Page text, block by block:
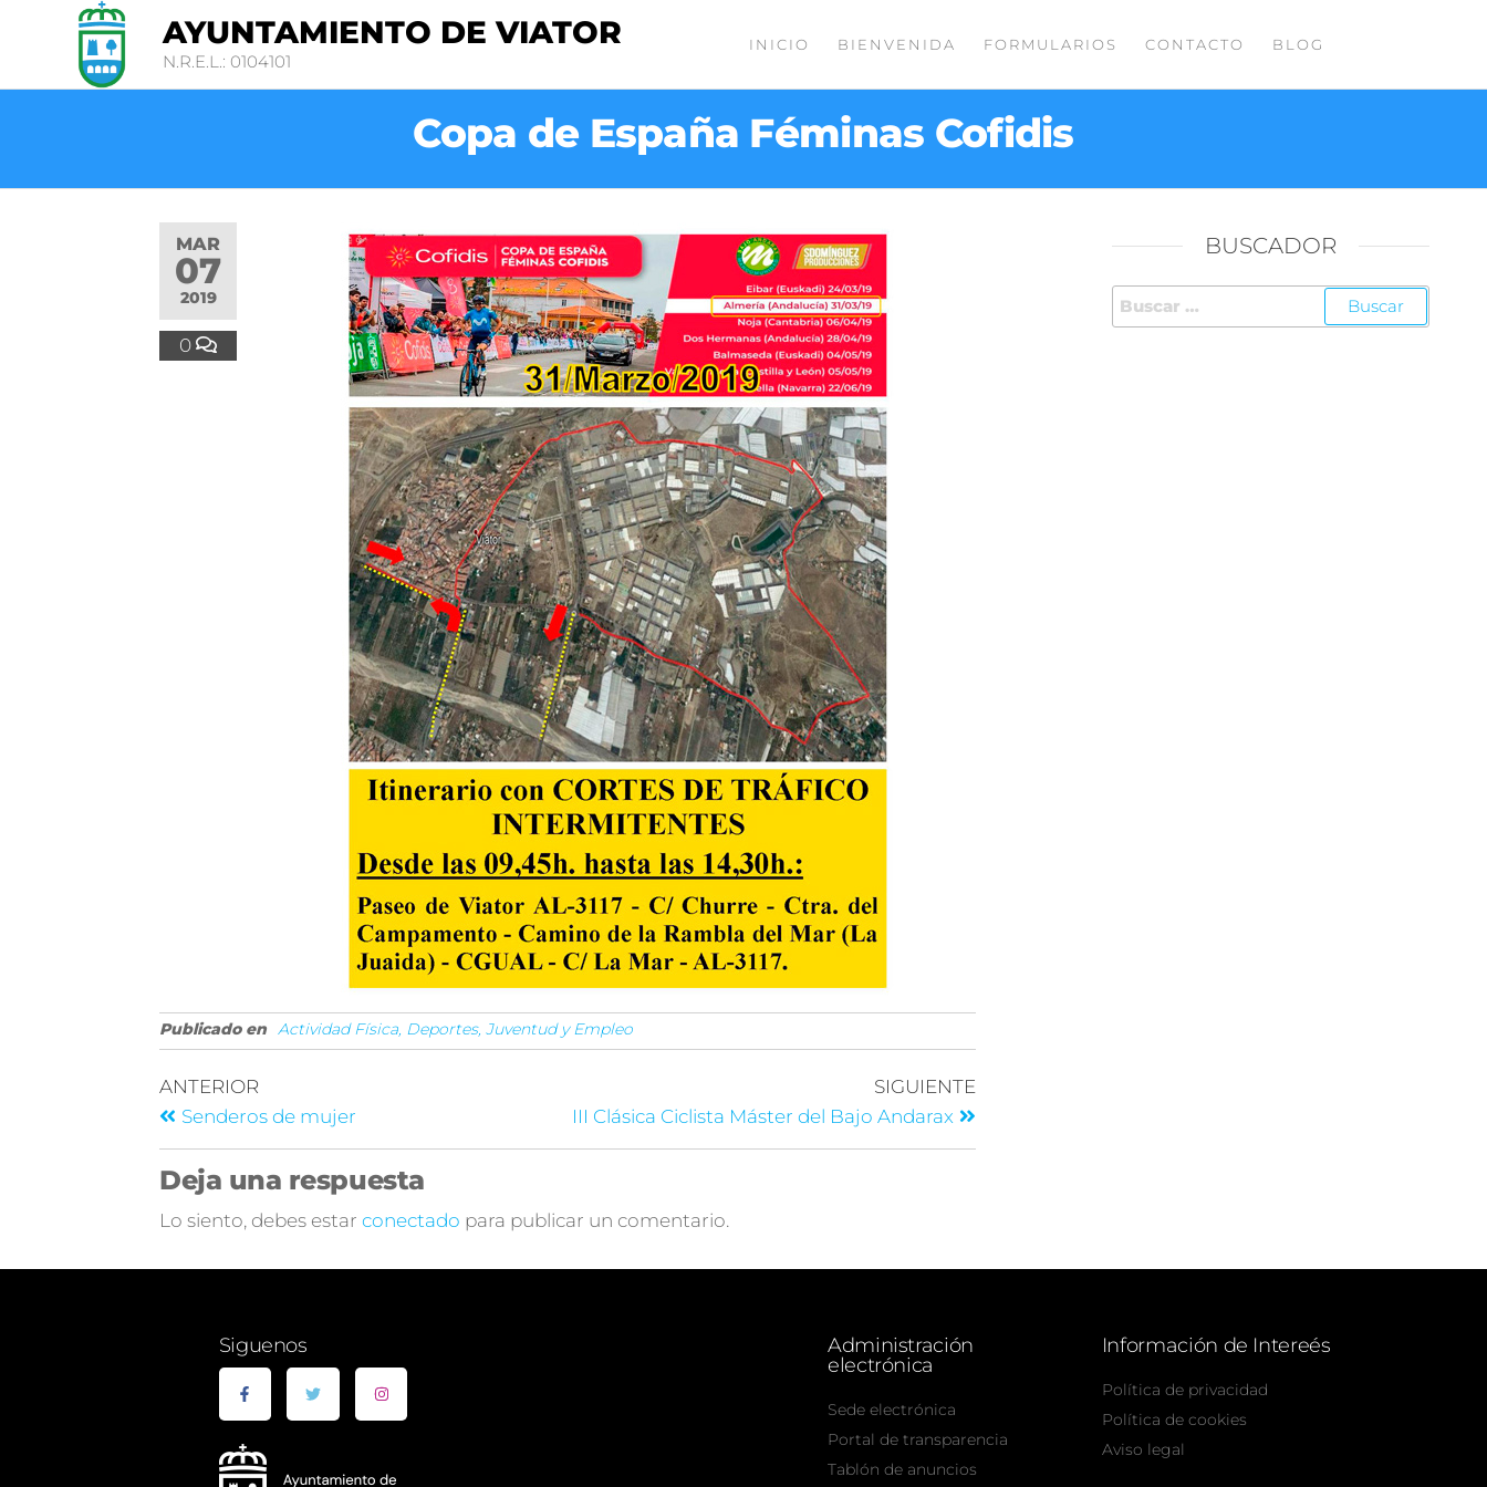
AYUNTAMIENTO DE VIATOR
N.R.E.L.: 0104101
INICIO BIENVENIDA FORMULARIOS CONTACTO BLOG
Copa de España Féminas Cofidis
MAR
07
2019
0
Publicado en Actividad Física, Deportes, Juventud y Empleo
ANTERIOR
Senderos de mujer
SIGUIENTE
III Clásica Ciclista Máster del Bajo Andarax
Deja una respuesta
Lo siento, debes estarconectado para publicar un comentario.
BUSCADOR
Siguenos
Administración
electrónica
Sede electrónica
Portal de transparencia
Tablón de anuncios
Información de Intereés
Política de privacidad
Política de cookies
Aviso legal